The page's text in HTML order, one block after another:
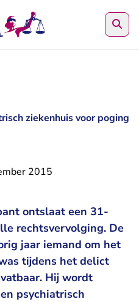
ziekenhuis voor poging
2015
ontslaat een 31-
rechtsvervolging. De
jaar iemand om het
tijdens het delict
Hij wordt
psychiatrisch